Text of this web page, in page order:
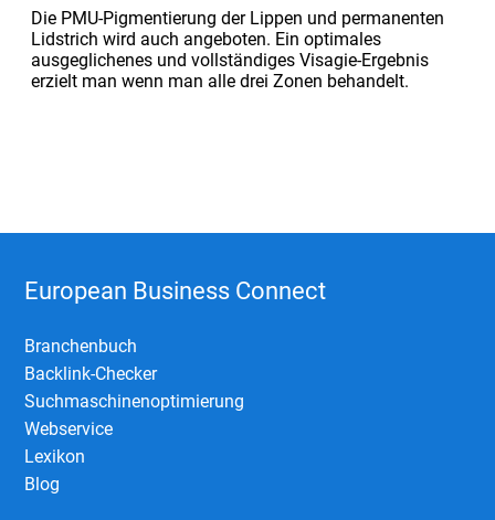
Die PMU-Pigmentierung der Lippen und permanenten
Lidstrich wird auch angeboten. Ein optimales
ausgeglichenes und vollständiges Visagie-Ergebnis
erzielt man wenn man alle drei Zonen behandelt.
European Business Connect
Branchenbuch
Backlink-Checker
Suchmaschinenoptimierung
Webservice
Lexikon
Blog